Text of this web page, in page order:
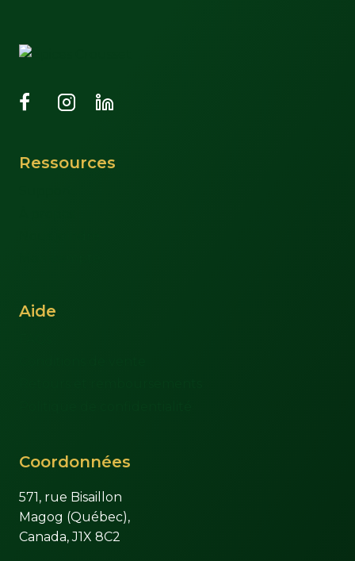
Ressources
Aide
Coordonnées
571, rue Bisaillon
Magog (Québec),
Canada, J1X 8C2